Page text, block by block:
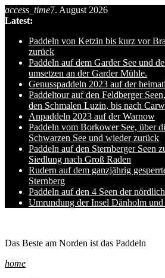
Skip
to
content
access_time7. August 2026
Latest:
Paddeln von Ketzin bis kurz vor
zurück
Paddeln auf dem Garder See und
umsetzen an der Garder Mühle.
Genusspaddeln 2023 auf der
Paddeltour auf den Feldberger
den Schmalen Luzin, bis nach
Anpaddeln 2023 auf der Warnow
Paddeln vom Borkower See, über
Schwarzen See und wieder zurück
Paddeln auf den Sternberger Seen
Siedlung nach Groß Raden
Rudern auf dem ganzjährig
Sternberg
Paddeln auf den 4 Seen der
Umrundung der Insel Dänholm
Das Beste am Norden ist das Paddeln
home